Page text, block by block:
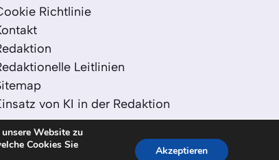
Richtlinie
Leitlinien
von KI in der Redaktion
Website zu
Cookies Sie
Akzeptieren